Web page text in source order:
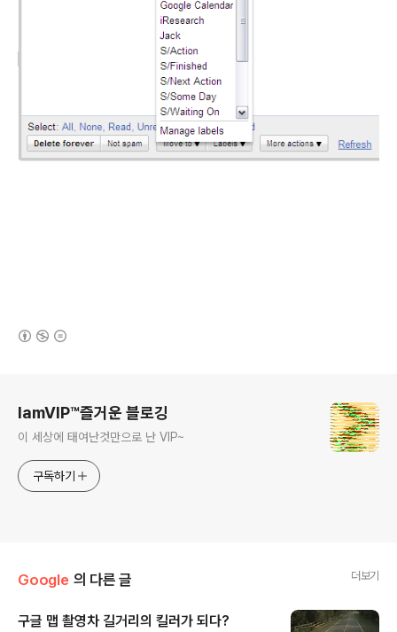
IamVIP™즐거운 블로깅
이 세상에 태여난것만으로 난 VIP~
구독하기
Google 의 다른 글 더보기
구글 맵 촬영차 길거리의 킬러가 되다?